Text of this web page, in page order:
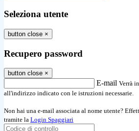
Seleziona utente
button close ×
Recupero password
button close ×
E-mail Verrà
all'indirizzo indicato con le istruzioni necessarie.
Non hai una e-mail associata al nome utente?
tramite la Login Spaggiari